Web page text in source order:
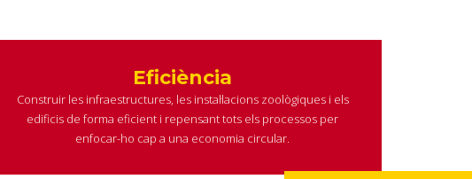
Eficiència
Construir les infraestructures, les instal·lacions zoològiques i els
edificis de forma eficient i repensant tots els processos per
enfocar-ho cap a una economia circular.